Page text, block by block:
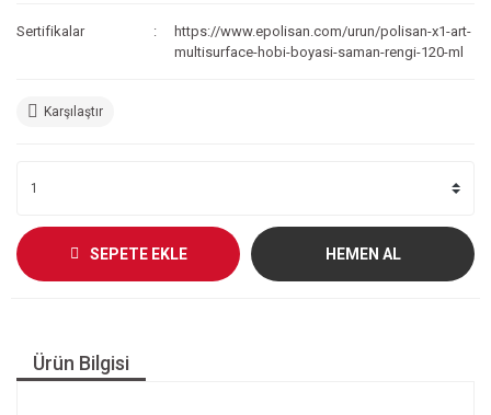
Sertifikalar
https://www.epolisan.com/urun/polisan-x1-art-
multisurface-hobi-boyasi-saman-rengi-120-ml
Karşılaştır
SEPETE EKLE HEMEN AL
Ürün Bilgisi